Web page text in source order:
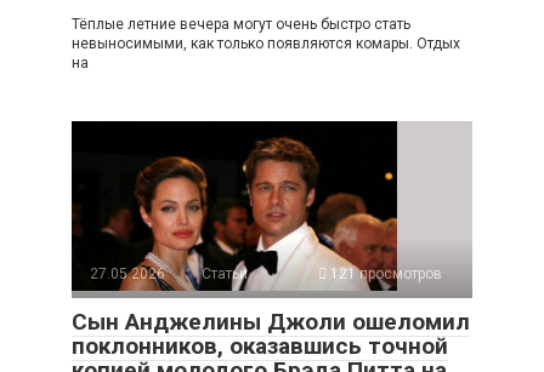
Тёплые летние вечера могут очень быстро стать
невыносимыми, как только появляются комары. Отдых
на
27.05.2026 Статьи 121 просмотров
Сын Анджелины Джоли ошеломил
поклонников, оказавшись точной